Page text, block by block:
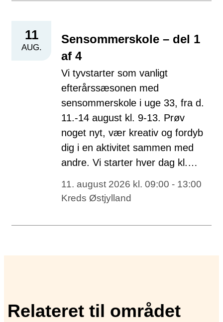
11
AUG.
Sensommerskole – del 1
af 4
Vi tyvstarter som vanligt
efterårssæsonen med
sensommerskole i uge 33, fra d.
11.-14 august kl. 9-13. Prøv
noget nyt, vær kreativ og fordyb
dig i en aktivitet sammen med
andre. Vi starter hver dag kl.…
11. august 2026 kl. 09:00 - 13:00
Kreds Østjylland
Relateret til området